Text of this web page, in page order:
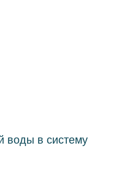
воды в систему